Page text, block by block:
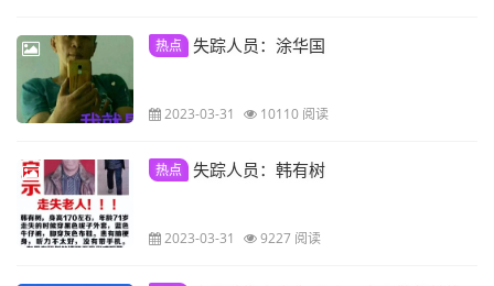
热点 失踪人员：涂华国
2023-03-31 10110 阅读
热点 失踪人员：韩有树
2023-03-31 9227 阅读